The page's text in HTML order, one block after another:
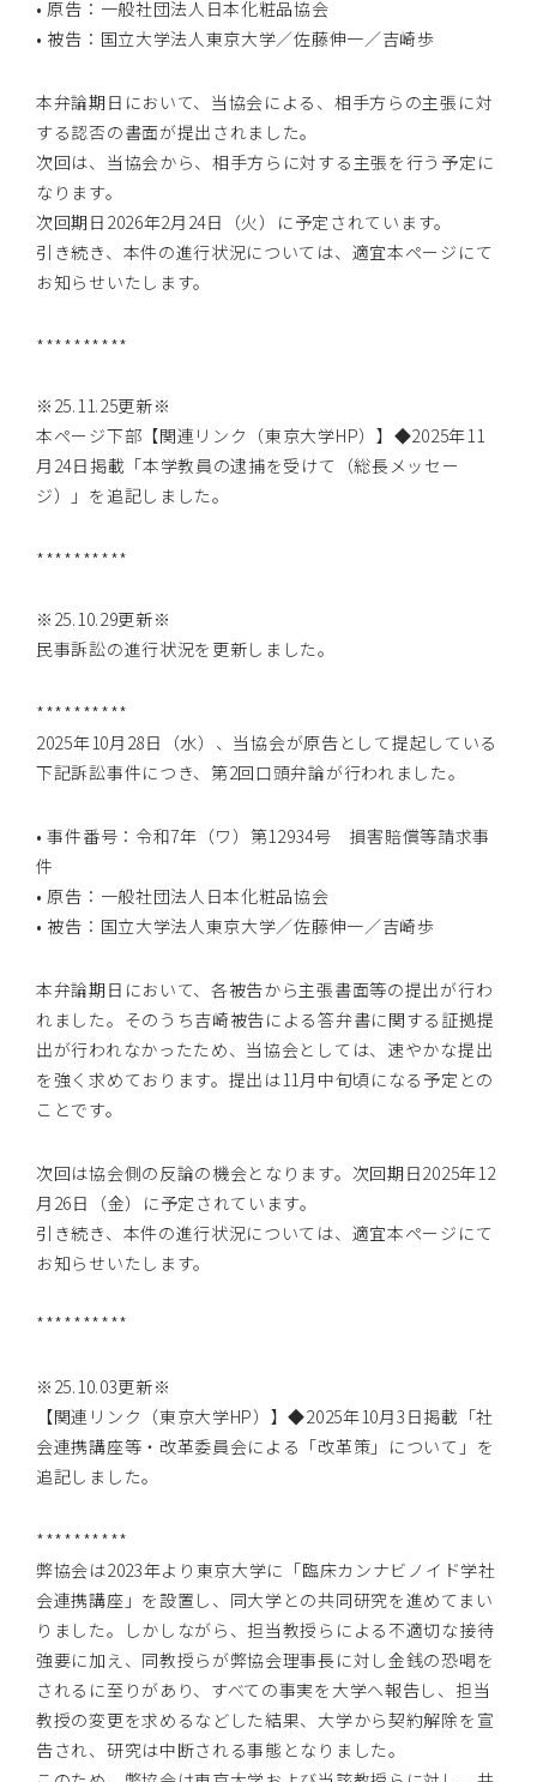
• 原告：一般社団法人日本化粧品協会
• 被告：国立大学法人東京大学／佐藤伸一／吉崎歩
本弁論期日において、当協会による、相手方らの主張に対
する認否の書面が提出されました。
次回は、当協会から、相手方らに対する主張を行う予定に
なります。
次回期日2026年2月24日（火）に予定されています。
引き続き、本件の進行状況については、適宜本ページにて
お知らせいたします。
**********
※25.11.25更新※
本ページ下部【関連リンク（東京大学HP）】◆2025年11
月24日掲載「本学教員の逮捕を受けて（総長メッセー
ジ）」を追記しました。
**********
※25.10.29更新※
民事訴訟の進行状況を更新しました。
**********
2025年10月28日（水）、当協会が原告として提起している
下記訴訟事件につき、第2回口頭弁論が行われました。
• 事件番号：令和7年（ワ）第12934号 損害賠償等請求事
件
• 原告：一般社団法人日本化粧品協会
• 被告：国立大学法人東京大学／佐藤伸一／吉崎歩
本弁論期日において、各被告から主張書面等の提出が行わ
れました。そのうち吉崎被告による答弁書に関する証拠提
出が行われなかったため、当協会としては、速やかな提出
を強く求めております。提出は11月中旬頃になる予定との
ことです。
次回は協会側の反論の機会となります。次回期日2025年12
月26日（金）に予定されています。
引き続き、本件の進行状況については、適宜本ページにて
お知らせいたします。
**********
※25.10.03更新※
【関連リンク（東京大学HP）】◆2025年10月3日掲載「社
会連携講座等・改革委員会による「改革策」について」を
追記しました。
**********
弊協会は2023年より東京大学に「臨床カンナビノイド学社
会連携講座」を設置し、同大学との共同研究を進めてまい
りました。しかしながら、担当教授らによる不適切な接待
強要に加え、同教授らが弊協会理事長に対し金銭の恐喝を
されるに至りがあり、すべての事実を大学へ報告し、担当
教授の変更を求めるなどした結果、大学から契約解除を宣
告され、研究は中断される事態となりました。